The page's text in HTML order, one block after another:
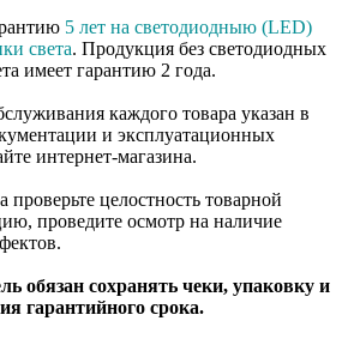
5 лет на светодиодныю (LED)
света. Продукция без светодиодных
имеет гарантию 2 года.
каждого товара указан в
и эксплуатационных
интернет-магазина.
целостность товарной
проведите осмотр на наличие
обязан сохранять чеки, упаковку и
гарантийного срока.